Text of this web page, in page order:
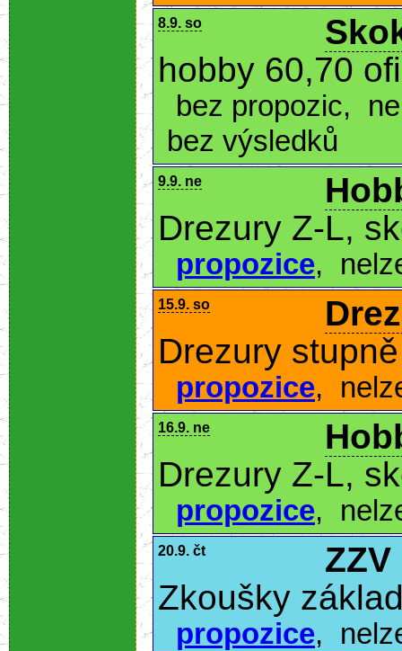
8.9. so
hobby 60,70
bez propozic,
bez výsledků
9.9. ne
Drezury Z-L,
propozice,
15.9. so
Drezury
propozice,
16.9. ne
Drezury Z-L,
propozice,
20.9. čt
ZZV
Zkoušky
propozice,